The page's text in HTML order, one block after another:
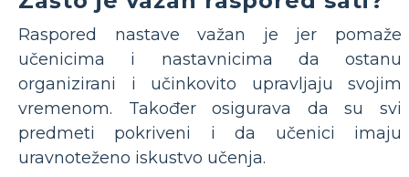
Raspored nastave važan je jer pomaže
učenicima i nastavnicima da ostanu
organizirani i učinkovito upravljaju svojim
vremenom. Također osigurava da su svi
predmeti pokriveni i da učenici imaju
uravnoteženo iskustvo učenja.